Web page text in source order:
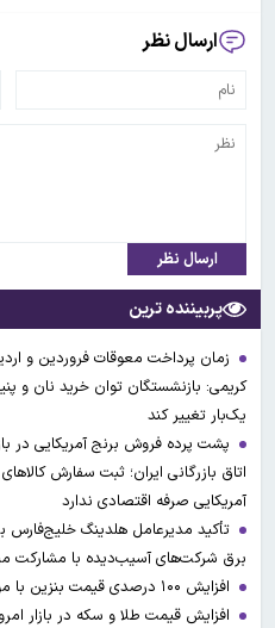
ارسال نظر
ارسال نظر
پربیننده ترین
زمان پرداخت معوقات فروردین و
یک‌بار تغییر کند
پشت پرده فروش برنج آمریکایی در
اتاق بازرگانی ایران؛ ثبت سفارش
آمریکایی صرفه اقتصادی ندارد
تأکید مدیرعامل هلدینگ خلیج‌فارس
برق شرکت‌های آسیب‌دیده با مشارکت
افزایش ۱۰۰ درصدی قیمت بنزین با موافقت سران قوا